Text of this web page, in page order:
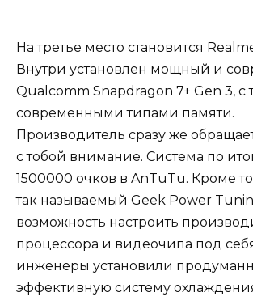
На третье место становится
Внутри установлен мощный и
Qualcomm Snapdragon 7+ Gen 3, с
современными типами памяти.
Производитель сразу же
с тобой внимание. Система по
1500000 очков в AnTuTu. Кроме
так называемый Geek Power
возможность настроить
процессора и видеочипа под
инженеры установили
эффективную систему